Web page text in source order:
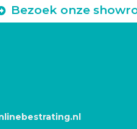
Bezoek onze